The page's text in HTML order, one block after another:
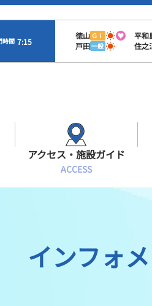
時間 7:15
徳山 ＧⅠ 平和
戸田一般 住之
出目データ
アクセス・施設ガイド
ACCESS
有料席情報
インフォ